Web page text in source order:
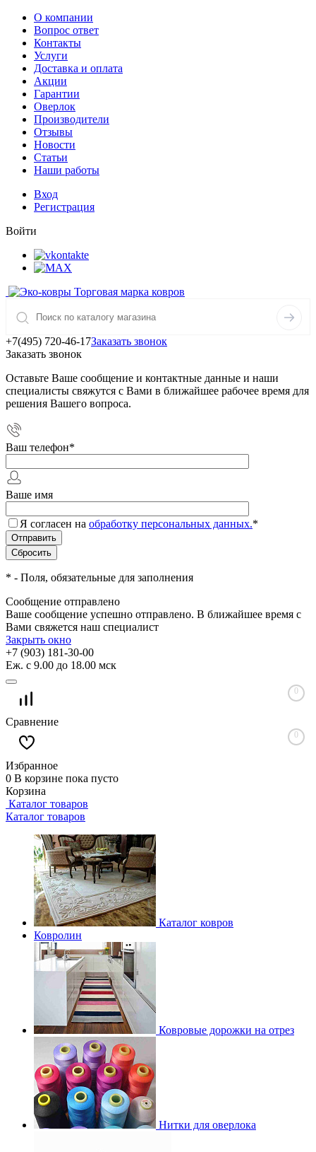
О компании
Вопрос ответ
Контакты
Услуги
Доставка и оплата
Акции
Гарантии
Оверлок
Производители
Отзывы
Новости
Статьи
Наши работы
Вход
Регистрация
Войти
Торговая марка ковров
+7(495) 720-46-17Заказать звонок
Заказать звонок
Оставьте Ваше сообщение и контактные данные и наши
специалисты свяжутся с Вами в ближайшее рабочее время для
решения Вашего вопроса.
Ваш телефон*
Ваше имя
Я согласен на обработку персональных данных.*
* - Поля, обязательные для заполнения
Сообщение отправлено
Ваше сообщение успешно отправлено. В ближайшее время с
Вами свяжется наш специалист
Закрыть окно
+7 (903) 181-30-00
Еж. с 9.00 до 18.00 мск
0
Сравнение
0
Избранное
0 В корзине пока пусто
Корзина
Каталог товаров
Каталог товаров
Каталог ковров
Ковролин
Ковровые дорожки на отрез
Нитки для оверлока